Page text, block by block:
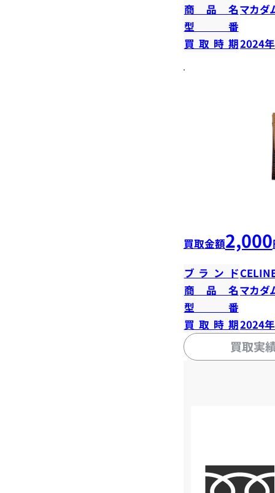
商品名マカダ
型番
買取時期2024
買取金額2,000
ブランド
商品名マカダ
型番
買取時期2024
買取実